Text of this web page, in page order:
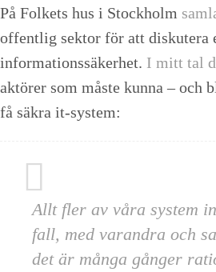
På Folkets hus i Stockholm
offentlig sektor för att diskutera
informationssäkerhet. I mitt tal
aktörer som måste kunna – och
få säkra it-system:
Allt fler av våra system
fall, med varandra och
det är många gånger